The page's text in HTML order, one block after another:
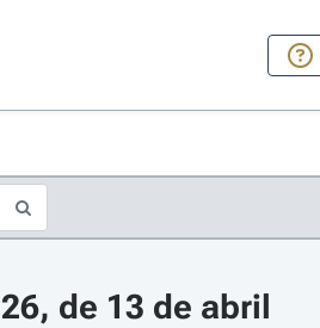
de 13 de abril